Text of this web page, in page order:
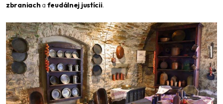
zbraniacha feudálnej justícii.